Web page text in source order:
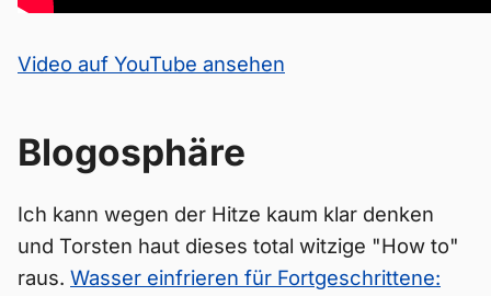
Video auf YouTube ansehen
Blogosphäre
Ich kann wegen der Hitze kaum klar denken
und Torsten haut dieses total witzige "How to"
raus. Wasser einfrieren für Fortgeschrittene: